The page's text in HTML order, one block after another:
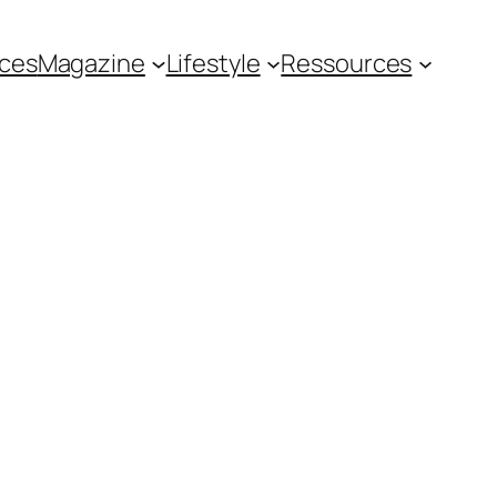
Magazine Lifestyle Ressources